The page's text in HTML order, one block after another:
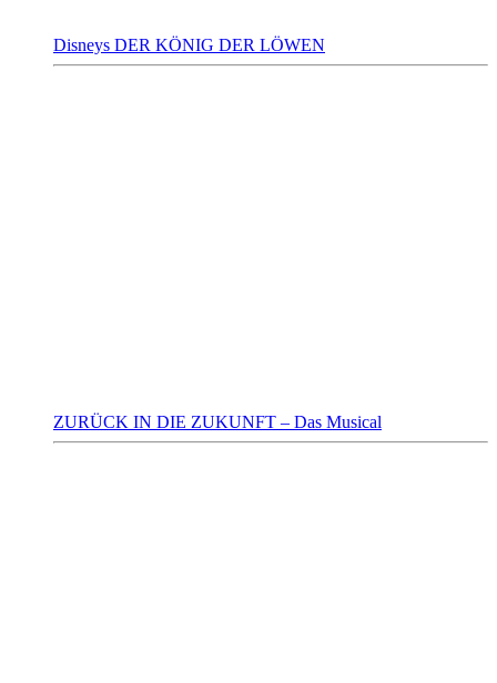
Disneys DER KÖNIG DER LÖWEN
ZURÜCK IN DIE ZUKUNFT – Das Musical